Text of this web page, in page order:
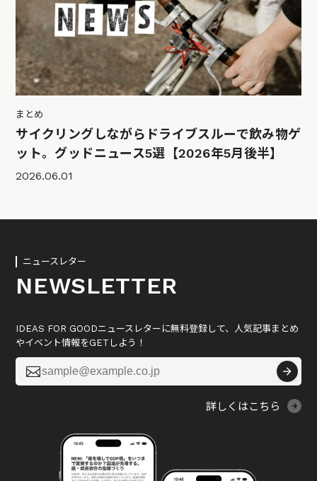
まとめ
サイクリングしながらドライブスルーで飲み物ゲ
ット。グッドニュース5選【2026年5月後半】
2026.06.01
ニュースレター
NEWSLETTER
IDEAS FOR GOODニュースレターに無料登録して、人気記事まとめ
やイベント情報をGETしよう！

詳しくはこちら